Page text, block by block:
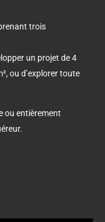
trois
un projet de 4
ou d’explorer toute
ou entièrement